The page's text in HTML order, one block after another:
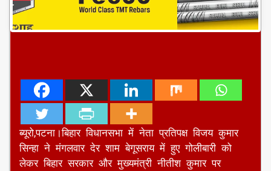
ब्यूरो,पटना।बिहार विधानसभा में नेता प्रतिपक्ष विजय कुमार
सिन्हा ने मंगलवार देर शाम बेगूसराय में हुए गोलीबारी को
लेकर बिहार सरकार और मुख्यमंत्री नीतीश कुमार पर